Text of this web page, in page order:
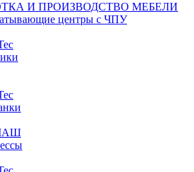
И ПРОИЗВОДСТВО МЕБЕЛИ
центры с ЧПУ